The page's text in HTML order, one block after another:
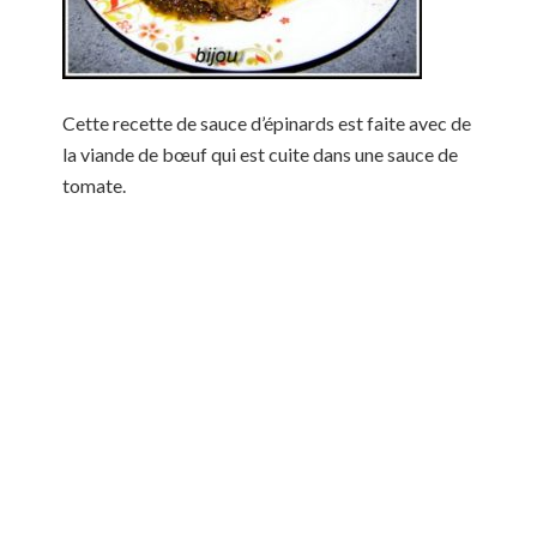
Cette recette de sauce d’épinards est faite avec de
la viande de bœuf qui est cuite dans une sauce de
tomate.